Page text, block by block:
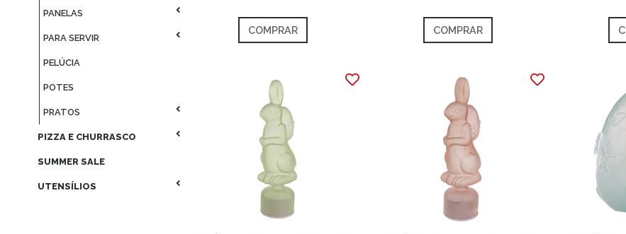
PANELAS
PARA SERVIR
PELÚCIA
POTES
PRATOS
PIZZA E CHURRASCO
SUMMER SALE
UTENSÍLIOS
COMPRAR COMPRAR